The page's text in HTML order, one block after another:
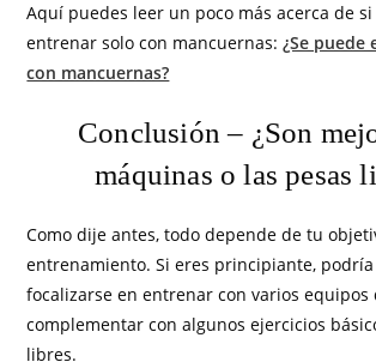
Aquí puedes leer un poco más acerca de
entrenar solo con mancuernas:¿Se puede
con mancuernas?
Conclusión – ¿Son
máquinas o las pesas
Como dije antes, todo depende de tu
entrenamiento. Si eres principiante,
focalizarse en entrenar con varios equipos
complementar con algunos ejercicios
libres.